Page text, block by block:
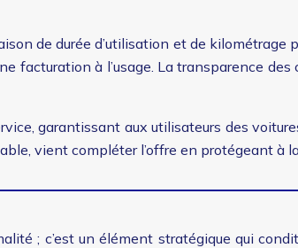
de durée d’utilisation et de kilométrage
facturation à l’usage. La transparence
garantissant aux utilisateurs des
vient compléter l’offre en protégeant à
; c’est un élément stratégique qui